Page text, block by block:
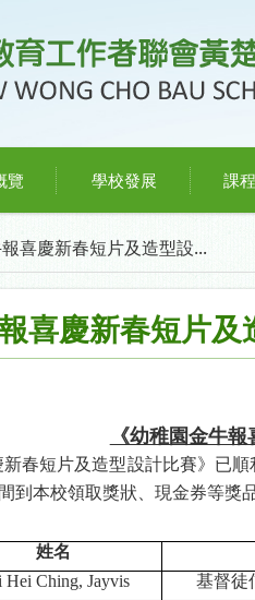
覽 學校發展 課
報喜慶新春短片及造型設...
喜慶新春短片
《幼稚園金牛
新春短片及造型設計比賽》已
到本校領取獎狀、現金券等獎品
姓名
Hei Ching, Jayvis
基督徒